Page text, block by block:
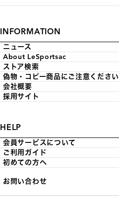
INFORMATION
ニュース
About LeSportsac
ストア検索
偽物・コピー商品にご注意ください
会社概要
採用サイト
HELP
会員サービスについて
ご利用ガイド
初めての方へ
お問い合わせ